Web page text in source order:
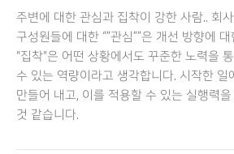
주변에 대한 관심과 집착이 강한 사람.. 회
구성원들에 대한 “”관심””은 개선 방향에
"집착"은 어떤 상황에서도 꾸준한 노력을
수 있는 역량이라고 생각합니다. 시작한 일
만들어 내고, 이를 적용할 수 있는 실행력
것 같습니다.